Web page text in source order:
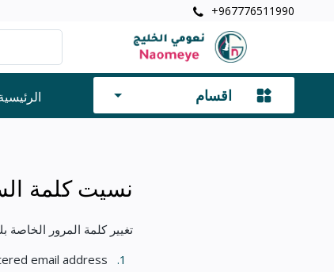
+967776511990
اقسام
نسيت كلمة
تغيير كلمة المرور
1.